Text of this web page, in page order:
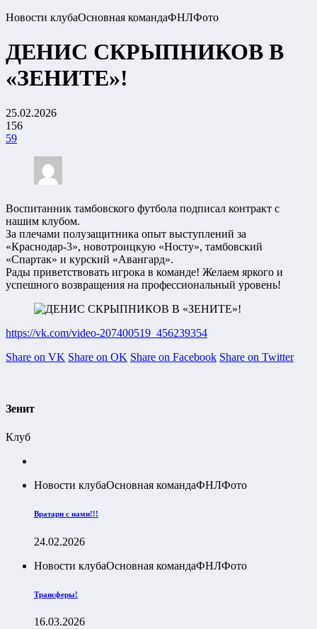
Новости клубаОсновная командаФНЛФото
ДЕНИС СКРЫПНИКОВ В
«ЗЕНИТЕ»!
25.02.2026
156
59
Воспитанник тамбовского футбола подписал контракт с
нашим клубом.
За плечами полузащитника опыт выступлений за
«Краснодар-3», новотроицкую «Носту», тамбовский
«Спартак» и курский «Авангард».
Рады приветствовать игрока в команде! Желаем яркого и
успешного возвращения на профессиональный уровень!
https://vk.com/video-207400519_456239354
Share on VK Share on OK Share on Facebook Share on Twitter
Зенит
Клуб
Новости клубаОсновная командаФНЛФото
Вратари с нами!!!
24.02.2026
Новости клубаОсновная командаФНЛФото
Трансферы!
16.03.2026